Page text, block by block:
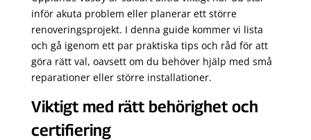
inför akuta problem eller planerar ett större
renoveringsprojekt. I denna guide kommer vi lista
och gå igenom ett par praktiska tips och råd för att
göra rätt val, oavsett om du behöver hjälp med små
reparationer eller större installationer.
Viktigt med rätt behörighet och
certifiering